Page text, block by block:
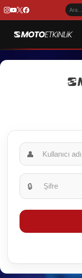
👤
🔒